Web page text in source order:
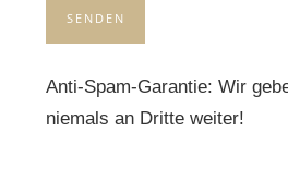
Anti-Spam-Garantie: Wir
niemals an Dritte weiter!